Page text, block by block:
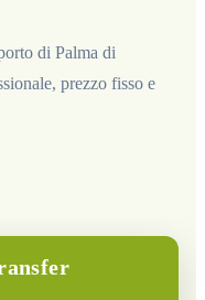
di Palma di
prezzo fisso e